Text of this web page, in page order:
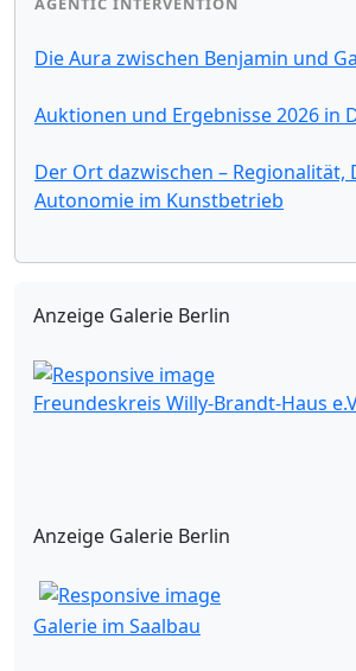
Die Aura zwischen Benjamin und
Auktionen und Ergebnisse 2026 in
Der Ort dazwischen – Regionalität,
Autonomie im Kunstbetrieb
Anzeige Galerie Berlin
Freundeskreis Willy-Brandt-Haus
Anzeige Galerie Berlin
Galerie im Saalbau